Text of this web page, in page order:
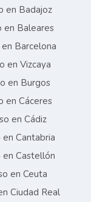
en Badajoz
en Baleares
Barcelona
en Vizcaya
en Burgos
en Cáceres
en Cádiz
Cantabria
Castellón
en Ceuta
Ciudad Real